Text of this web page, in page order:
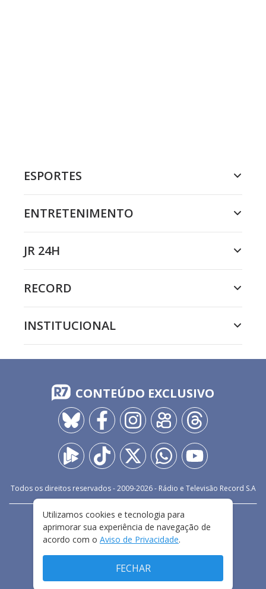
ESPORTES
ENTRETENIMENTO
JR 24H
RECORD
INSTITUCIONAL
CONTEÚDO EXCLUSIVO
Todos os direitos reservados - 2009-2026- Rádio e Televisão Record S.A
FALE CONOSCO
PRIVACIDADE
TERMOS E CONDIÇÕES DE USO
Utilizamos cookies e tecnologia para
aprimorar sua experiência de navegação de
acordo com o Aviso de Privacidade.
FECHAR